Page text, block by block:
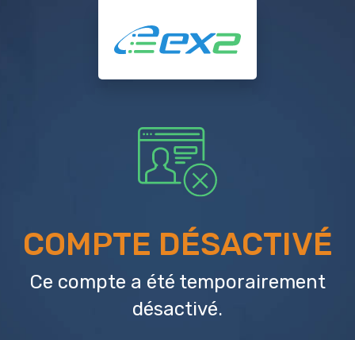
COMPTE DÉSACTIVÉ
Ce compte a été temporairement
désactivé.